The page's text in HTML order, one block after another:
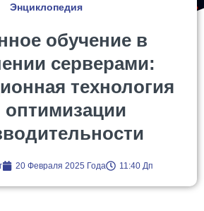
Энциклопедия
обучение в
серверами:
технология
оптимизации
20 Февраля 2025 Года 11:40 Дп